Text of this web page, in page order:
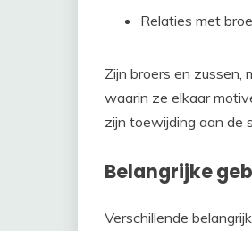
Relaties met
Zijn broers en zussen,
waarin ze elkaar
zijn toewijding aan de
Belangrijke
Verschillende